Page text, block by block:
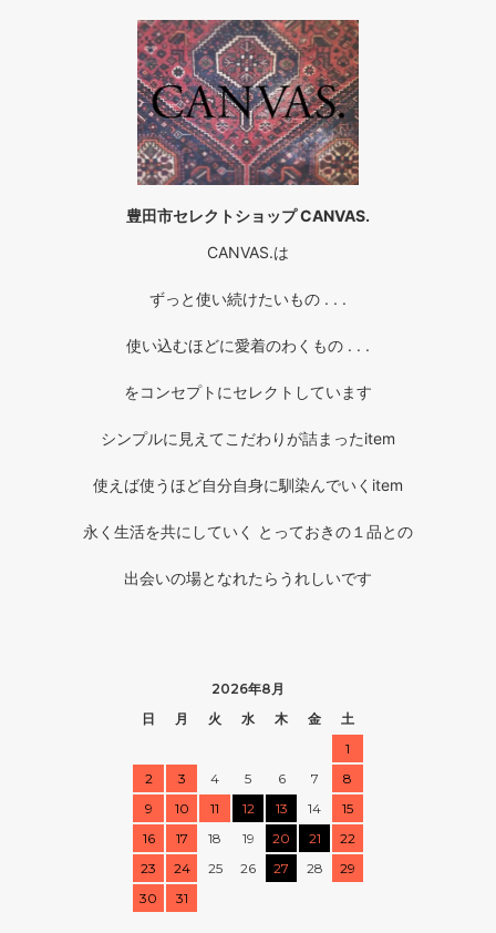
豊田市セレクトショップ CANVAS.
CANVAS.は
ずっと使い続けたいもの . . .
使い込むほどに愛着のわくもの . . .
をコンセプトにセレクトしています
シンプルに見えてこだわりが詰まったitem
使えば使うほど自分自身に馴染んでいくitem
永く生活を共にしていく とっておきの１品との
出会いの場となれたらうれしいです
2026年8月
日
月 火 水 木 金
土
1
2
3 4 5 6 7
8
9
10 11 12 13 14
15
16
17 18 19 20 21
22
23
24 25 26 27 28
29
30
31